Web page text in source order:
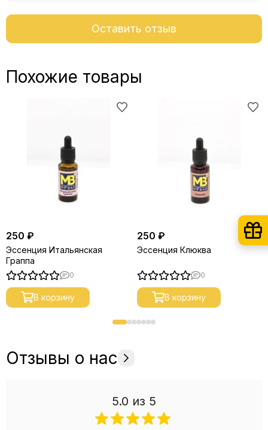
Оставить отзыв
Похожие товары
250 ₽
Эссенция Итальянская
Граппа
0
В корзину
250 ₽
Эссенция Клюква
0
В корзину
Отзывы о нас
5.0 из 5